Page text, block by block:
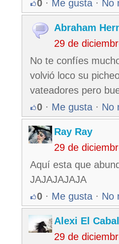
0 · Me gusta · No
Abraham
29 de
No te confíes
volvió loco su
vateadores pero
0 · Me gusta · No
Ray Ray
29 de
Aquí esta que
JAJAJAJAJA
0 · Me gusta · No
Alexi El
29 de